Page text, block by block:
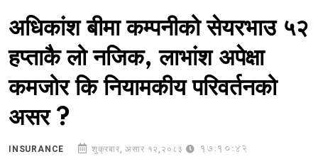
अधिकांश बीमा कम्पनीको सेयरभाउ ५२
हप्ताकै लो नजिक, लाभांश अपेक्षा
कमजोर कि नियामकीय परिवर्तनको
असर ?
INSURANCE शुक्रबार, असार १२,२०८३ 17:10:42